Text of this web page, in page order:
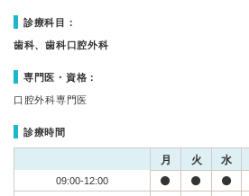
診療科目：
歯科、歯科口腔外科
専門医・資格：
口腔外科専門医
診療時間
月 火 水
09:00-12:00